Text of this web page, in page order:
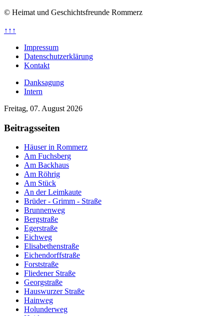
© Heimat und Geschichtsfreunde Rommerz
↑↑↑
Impressum
Datenschutzerklärung
Kontakt
Danksagung
Intern
Freitag, 07. August 2026
Beitragsseiten
Häuser in Rommerz
Am Fuchsberg
Am Backhaus
Am Röhrig
Am Stück
An der Leimkaute
Brüder - Grimm - Straße
Brunnenweg
Bergstraße
Egerstraße
Eichweg
Elisabethenstraße
Eichendorffstraße
Forststraße
Fliedener Straße
Georgstraße
Hauswurzer Straße
Hainweg
Holunderweg